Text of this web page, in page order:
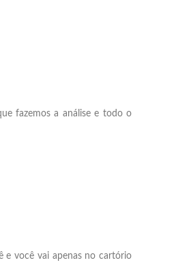
fazemos a análise e todo o
e você vai apenas no cartório